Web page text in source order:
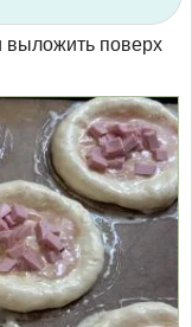
выложить поверх